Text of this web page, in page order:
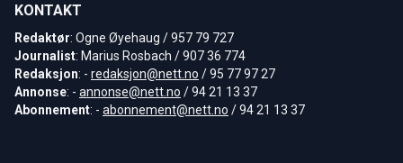
KONTAKT
Redaktør: Ogne Øyehaug / 957 79 727
Journalist: Marius Rosbach / 907 36 774
Redaksjon: - redaksjon@nett.no / 95 77 97 27
Annonse: - annonse@nett.no / 94 21 13 37
Abonnement: - abonnement@nett.no / 94 21 13 37